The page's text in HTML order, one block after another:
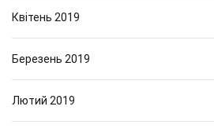
Квітень 2019
Березень 2019
Лютий 2019